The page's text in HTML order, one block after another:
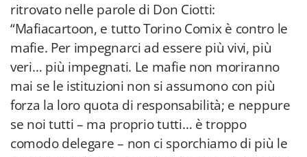
ritrovato nelle parole di Don Ciotti:
“Mafiacartoon, e tutto Torino Comix è contro le
mafie. Per impegnarci ad essere più vivi, più
veri… più impegnati. Le mafie non moriranno
mai se le istituzioni non si assumono con più
forza la loro quota di responsabilità; e neppure
se noi tutti – ma proprio tutti… è troppo
comodo delegare – non ci sporchiamo di più le